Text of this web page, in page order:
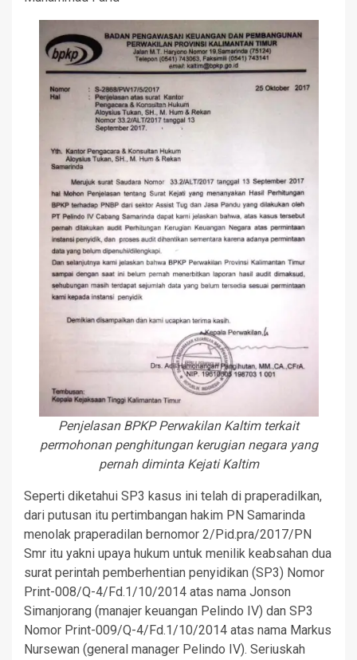
Penjelasan BPKP Perwakilan Kaltim terkait
permohonan penghitungan kerugian negara yang
pernah diminta Kejati Kaltim
Seperti diketahui SP3 kasus ini telah di praperadilkan,
dari putusan itu pertimbangan hakim PN Samarinda
menolak praperadilan bernomor 2/Pid.pra/2017/PN
Smr itu yakni upaya hukum untuk menilik keabsahan dua
surat perintah pemberhentian penyidikan (SP3) Nomor
Print-008/Q-4/Fd.1/10/2014 atas nama Jonson
Simanjorang (manajer keuangan Pelindo IV) dan SP3
Nomor Print-009/Q-4/Fd.1/10/2014 atas nama Markus
Nursewan (general manager Pelindo IV). Seriuskah